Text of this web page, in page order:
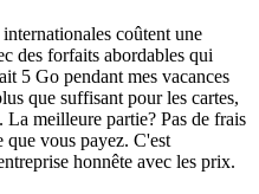
coûtent une
des forfaits abordables qui
5 Go pendant mes vacances
que suffisant pour les cartes,
La meilleure partie? Pas de frais
que vous payez. C'est
honnête avec les prix.